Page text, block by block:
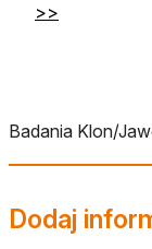
>>
Badania Klon/
Dodaj